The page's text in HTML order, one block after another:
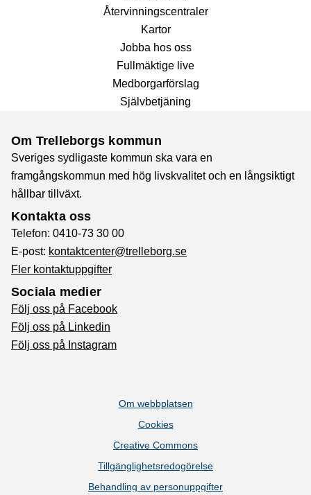
Återvinnings­centraler
Kartor
Jobba hos oss
Fullmäktige live
Medborgarförslag
Självbetjäning
Om Trelleborgs kommun
Sveriges sydligaste kommun ska vara en
framgångskommun med hög livskvalitet och en långsiktigt
hållbar tillväxt.
Kontakta oss
Telefon: 0410-73 30 00
E-post: kontaktcenter@trelleborg.se
Fler kontaktuppgifter
Sociala medier
Följ oss på Facebook
Följ oss på Linkedin
Följ oss på Instagram
Om webbplatsen
Cookies
Creative Commons
Tillgänglighetsredogörelse
Behandling av personuppgifter